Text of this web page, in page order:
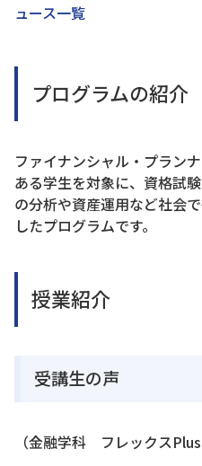
ュース一覧
プログラムの紹介
ファイナンシャル・プラン
ある学生を対象に、資格試
の分析や資産運用など社会
したプログラムです。
授業紹介
受講生の声
（金融学科 フレックス